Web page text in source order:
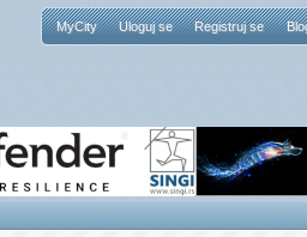
MyCity Uloguj se Registruj se